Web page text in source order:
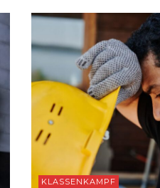
KLASSENKAMPF